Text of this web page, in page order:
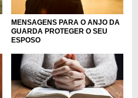
MENSAGENS PARA O ANJO DA
GUARDA PROTEGER O SEU
ESPOSO